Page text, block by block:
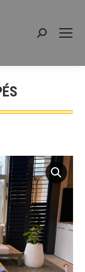
Recherche
: